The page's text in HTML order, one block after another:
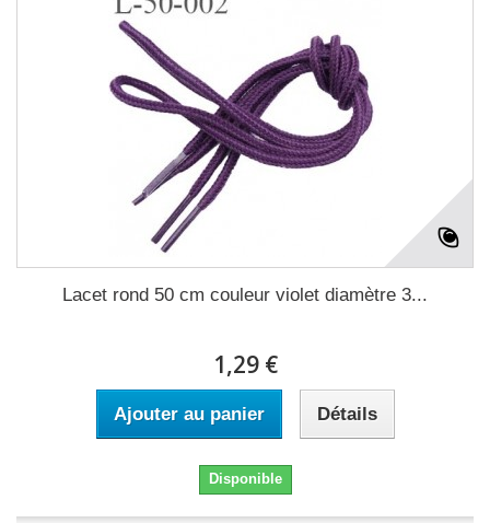
Lacet rond 50 cm couleur violet diamètre 3...
1,29 €
Ajouter au panier Détails
Disponible